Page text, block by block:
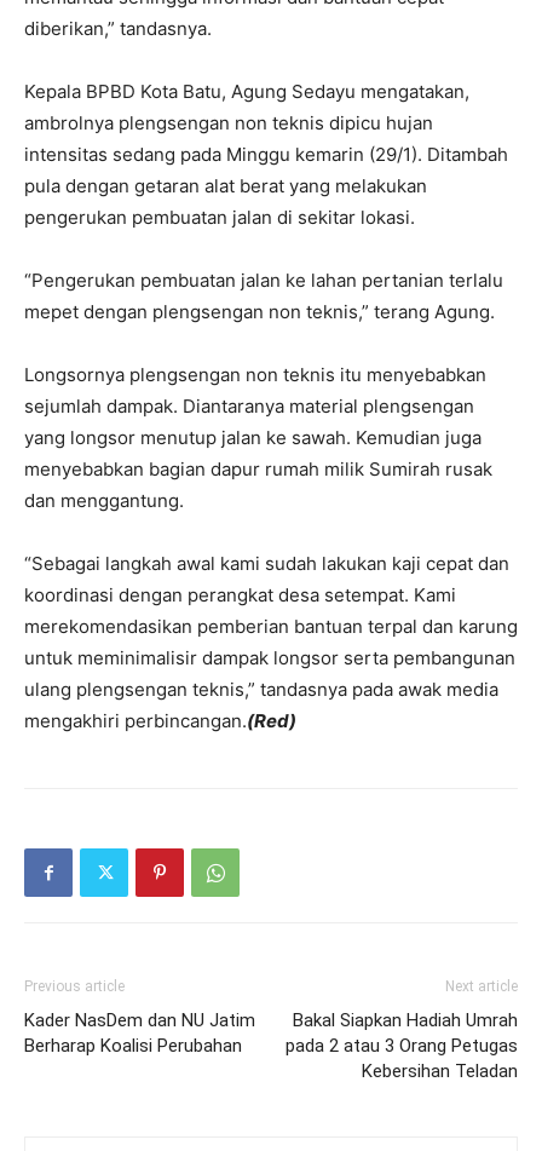
diberikan,” tandasnya.
Kepala BPBD Kota Batu, Agung Sedayu mengatakan,
ambrolnya plengsengan non teknis dipicu hujan
intensitas sedang pada Minggu kemarin (29/1). Ditambah
pula dengan getaran alat berat yang melakukan
pengerukan pembuatan jalan di sekitar lokasi.
“Pengerukan pembuatan jalan ke lahan pertanian terlalu
mepet dengan plengsengan non teknis,” terang Agung.
Longsornya plengsengan non teknis itu menyebabkan
sejumlah dampak. Diantaranya material plengsengan
yang longsor menutup jalan ke sawah. Kemudian juga
menyebabkan bagian dapur rumah milik Sumirah rusak
dan menggantung.
“Sebagai langkah awal kami sudah lakukan kaji cepat dan
koordinasi dengan perangkat desa setempat. Kami
merekomendasikan pemberian bantuan terpal dan karung
untuk meminimalisir dampak longsor serta pembangunan
ulang plengsengan teknis,” tandasnya pada awak media
mengakhiri perbincangan.(Red)
Previous article
Kader NasDem dan NU Jatim
Berharap Koalisi Perubahan
Next article
Bakal Siapkan Hadiah Umrah
pada 2 atau 3 Orang Petugas
Kebersihan Teladan